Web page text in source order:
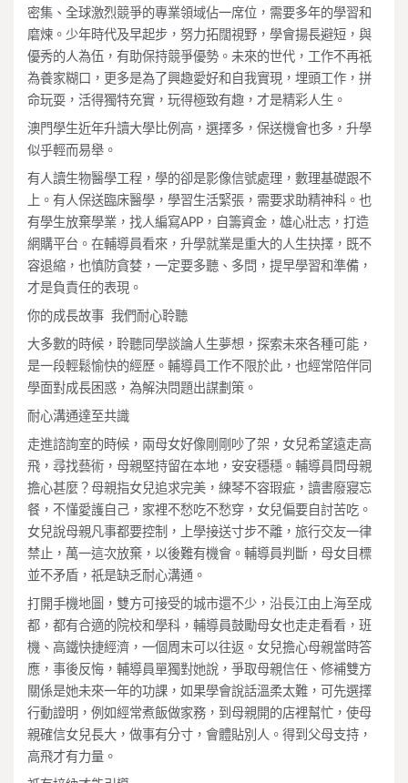
密集、全球激烈競爭的專業領域佔一席位，需要多年的學習和
磨煉。少年時代及早起步，努力拓闊視野，學會揚長避短，與
優秀的人為伍，有助保持競爭優勢。未來的世代，工作不再祇
為養家糊口，更多是為了興趣愛好和自我實現，埋頭工作，拼
命玩耍，活得獨特充實，玩得極致有趣，才是精彩人生。
澳門學生近年升讀大學比例高，選擇多，保送機會也多，升學
似乎輕而易舉。
有人讀生物醫學工程，學的卻是影像信號處理，數理基礎跟不
上。有人保送臨床醫學，學習生活緊張，需要求助精神科。也
有學生放棄學業，找人編寫APP，自籌資金，雄心壯志，打造
網購平台。在輔導員看來，升學就業是重大的人生抉擇，既不
容退縮，也慎防貪婪，一定要多聽、多問，提早學習和準備，
才是負責任的表現。
你的成長故事 我們耐心聆聽
大多數的時候，聆聽同學談論人生夢想，探索未來各種可能，
是一段輕鬆愉快的經歷。輔導員工作不限於此，也經常陪伴同
學面對成長困惑，為解決問題出謀劃策。
耐心溝通達至共識
走進諮詢室的時候，兩母女好像剛剛吵了架，女兒希望遠走高
飛，尋找藝術，母親堅持留在本地，安安穩穩。輔導員問母親
擔心甚麼？母親指女兒追求完美，練琴不容瑕疵，讀書廢寢忘
餐，不懂愛護自己，家裡不愁吃不愁穿，女兒偏要自討苦吃。
女兒說母親凡事都要控制，上學接送寸步不離，旅行交友一律
禁止，萬一這次放棄，以後難有機會。輔導員判斷，母女目標
並不矛盾，祇是缺乏耐心溝通。
打開手機地圖，雙方可接受的城市還不少，沿長江由上海至成
都，都有合適的院校和學科，輔導員鼓勵母女也走走看看，班
機、高鐵快捷經濟，一個周末可以往返。女兒擔心母親當時答
應，事後反悔，輔導員單獨對她說，爭取母親信任、修補雙方
關係是她未來一年的功課，如果學會說話溫柔太難，可先選擇
行動證明，例如經常煮飯做家務，到母親開的店裡幫忙，使母
親確信女兒長大，做事有分寸，會體貼別人。得到父母支持，
高飛才有力量。